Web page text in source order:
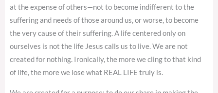
at the expense of others—not to become indifferent to the
suffering and needs of those around us, or worse, to become
the very cause of their suffering. A life centered only on
ourselves is not the life Jesus calls us to live. We are not
created for nothing. Ironically, the more we cling to that kind
of life, the more we lose what REAL LIFE truly is.